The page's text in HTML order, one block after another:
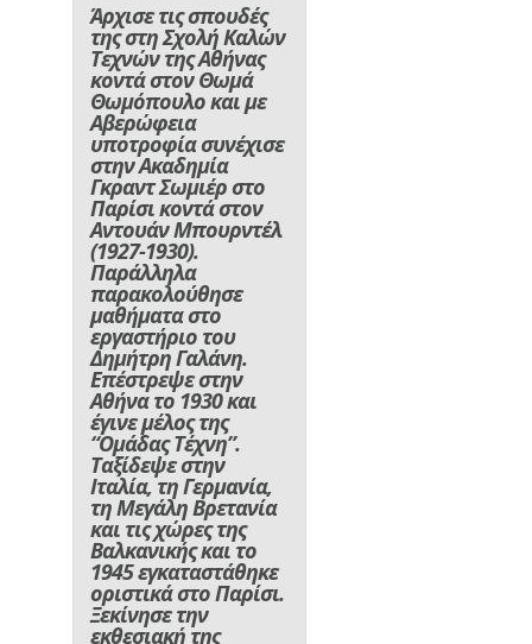
Άρχισε τις σπουδές
της στη Σχολή Καλών
Τεχνών της Αθήνας
κοντά στον Θωμά
Θωμόπουλο και με
Αβερώφεια
υποτροφία συνέχισε
στην Ακαδημία
Γκραντ Σωμιέρ στο
Παρίσι κοντά στον
Αντουάν Μπουρντέλ
(1927-1930).
Παράλληλα
παρακολούθησε
μαθήματα στο
εργαστήριο του
Δημήτρη Γαλάνη.
Επέστρεψε στην
Αθήνα το 1930 και
έγινε μέλος της
“Ομάδας Τέχνη”.
Ταξίδεψε στην
Ιταλία, τη Γερμανία,
τη Μεγάλη Βρετανία
και τις χώρες της
Βαλκανικής και το
1945 εγκαταστάθηκε
οριστικά στο Παρίσι.
Ξεκίνησε την
εκθεσιακή της